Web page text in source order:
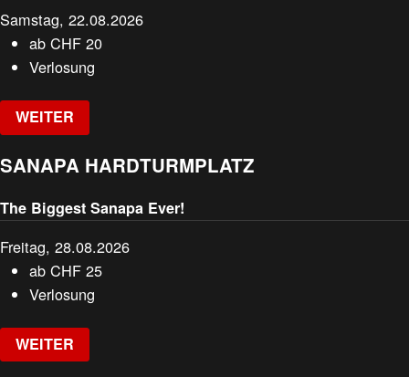
Samstag, 22.08.2026
abCHF 20
Verlosung
WEITER
SANAPA HARDTURMPLATZ
The Biggest Sanapa Ever!
Freitag, 28.08.2026
abCHF 25
Verlosung
WEITER